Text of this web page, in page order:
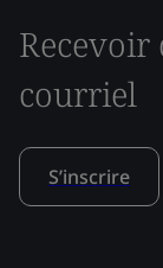
Recevoir
courriel
S’inscrire